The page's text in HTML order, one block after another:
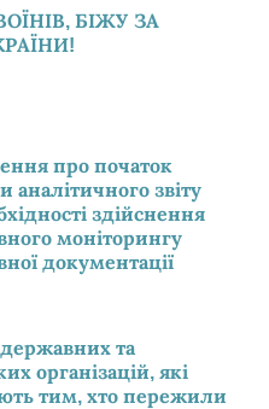
БІЖУ ЗА
про початок
аналітичного звіту
здійснення
моніторингу
документації
та
організацій, які
тим, хто пережили